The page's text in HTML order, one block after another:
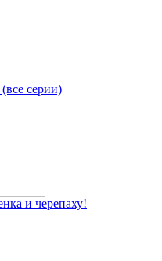
серии)
и черепаху!